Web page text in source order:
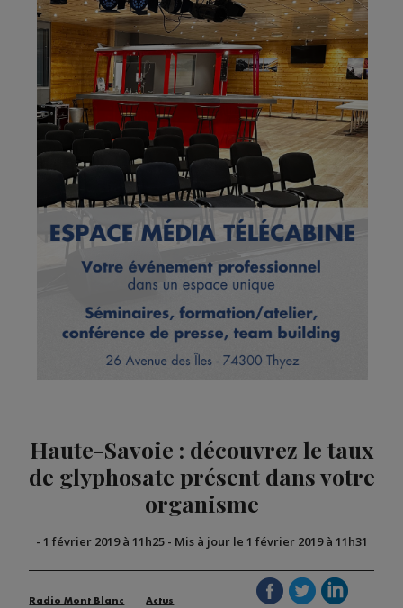
Haute-Savoie : découvrez le taux
de glyphosate présent dans votre
organisme
- 1 février 2019 à 11h25- Mis à jour le 1 février 2019 à 11h31
Radio Mont Blanc Actus